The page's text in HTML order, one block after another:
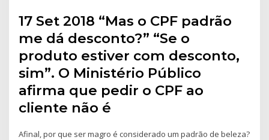
17 Set 2018 “Mas o CPF padrão
me dá desconto?” “Se o
produto estiver com desconto,
sim”. O Ministério Público
afirma que pedir o CPF ao
cliente não é
Afinal, por que ser magro é considerado um padrão de beleza?